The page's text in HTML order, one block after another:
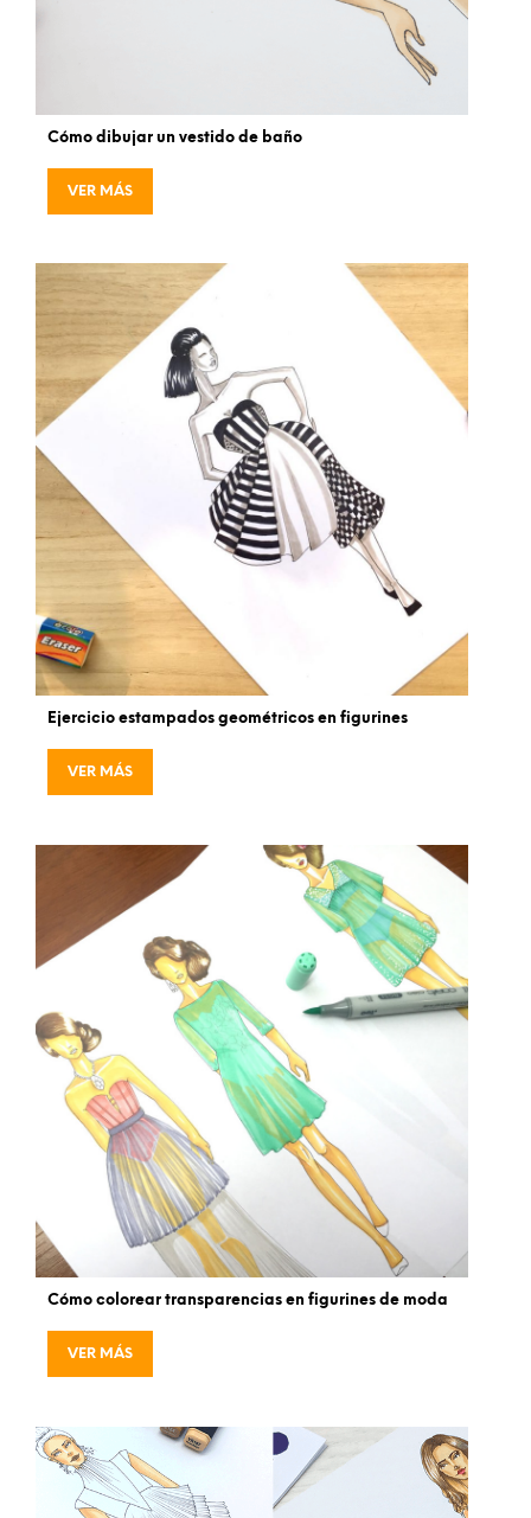
Cómo dibujar un vestido de baño
VER MÁS
Ejercicio estampados geométricos en figurines
VER MÁS
Cómo colorear transparencias en figurines de moda
VER MÁS